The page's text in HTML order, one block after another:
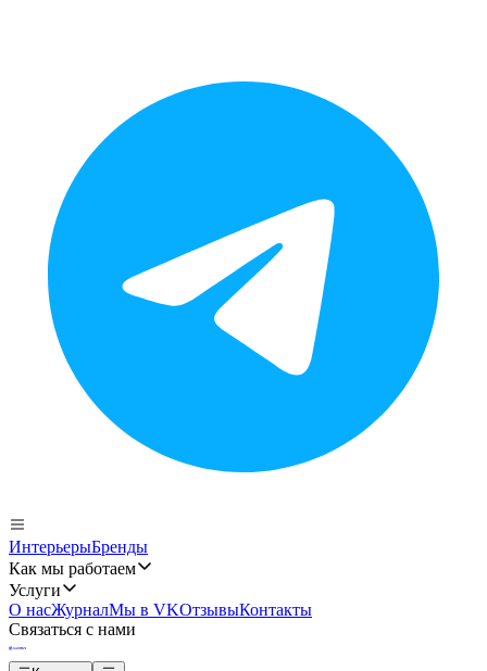
ИнтерьерыБренды
Как мы работаем
Услуги
О насЖурналМы в VKОтзывыКонтакты
Связаться с нами